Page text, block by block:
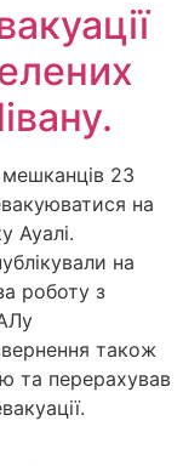
23
на
Ауалі.
на
роботу з
також
та перерахував